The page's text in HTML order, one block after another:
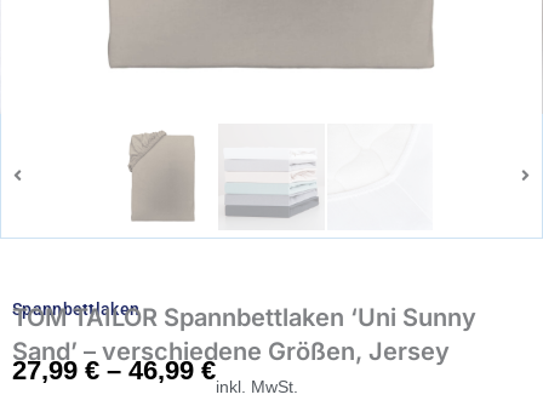
Spannbettlaken
TOM TAILOR Spannbettlaken ‘Uni Sunny
Sand’ – verschiedene Größen, Jersey
27,99 € –46,99€
inkl. MwSt.